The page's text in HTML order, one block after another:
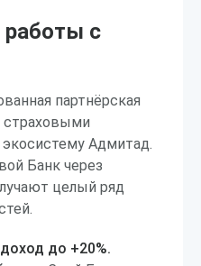
с
партнёрская
Адмитад.
Банк через
целый ряд
до +20%.